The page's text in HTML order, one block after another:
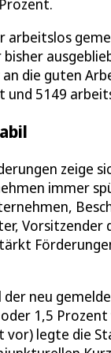
arbeitslos
die guten
5149
zeige
immer
neu
1,5
legte die